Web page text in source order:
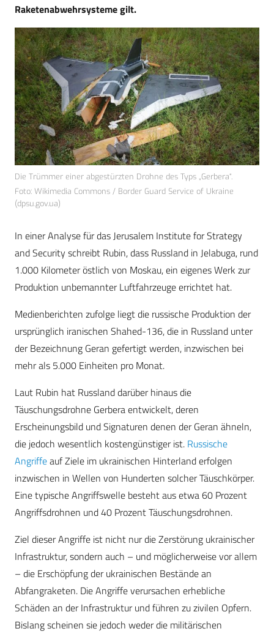
Raketenabwehrsysteme gilt.
Die Trümmer einer abgestürzten Drohne des Typs „Gerbera“.
Foto: Wikimedia Commons / Border Guard Service of Ukraine
(dpsu.gov.ua)
In einer Analyse für das Jerusalem Institute for Strategy
and Security schreibt Rubin, dass Russland in Jelabuga, rund
1.000 Kilometer östlich von Moskau, ein eigenes Werk zur
Produktion unbemannter Luftfahrzeuge errichtet hat.
Medienberichten zufolge liegt die russische Produktion der
ursprünglich iranischen Shahed-136, die in Russland unter
der Bezeichnung Geran gefertigt werden, inzwischen bei
mehr als 5.000 Einheiten pro Monat.
Laut Rubin hat Russland darüber hinaus die
Täuschungsdrohne Gerbera entwickelt, deren
Erscheinungsbild und Signaturen denen der Geran ähneln,
die jedoch wesentlich kostengünstiger ist. Russische
Angriffeauf Ziele im ukrainischen Hinterland erfolgen
inzwischen in Wellen von Hunderten solcher Täuschkörper.
Eine typische Angriffswelle besteht aus etwa 60 Prozent
Angriffsdrohnen und 40 Prozent Täuschungsdrohnen.
Ziel dieser Angriffe ist nicht nur die Zerstörung ukrainischer
Infrastruktur, sondern auch – und möglicherweise vor allem
– die Erschöpfung der ukrainischen Bestände an
Abfangraketen. Die Angriffe verursachen erhebliche
Schäden an der Infrastruktur und führen zu zivilen Opfern.
Bislang scheinen sie jedoch weder die militärischen